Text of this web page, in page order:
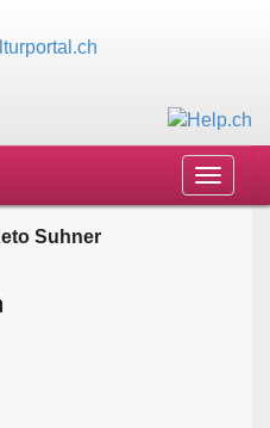
Toggle
Suhner